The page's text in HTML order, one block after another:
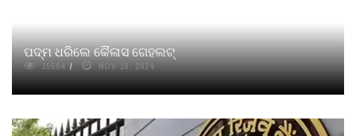
ପଦ୍ମ ଧରିଲେ କୈଳାସ ଗେହଲଟ୍‌
15594 NOV 18, 2024